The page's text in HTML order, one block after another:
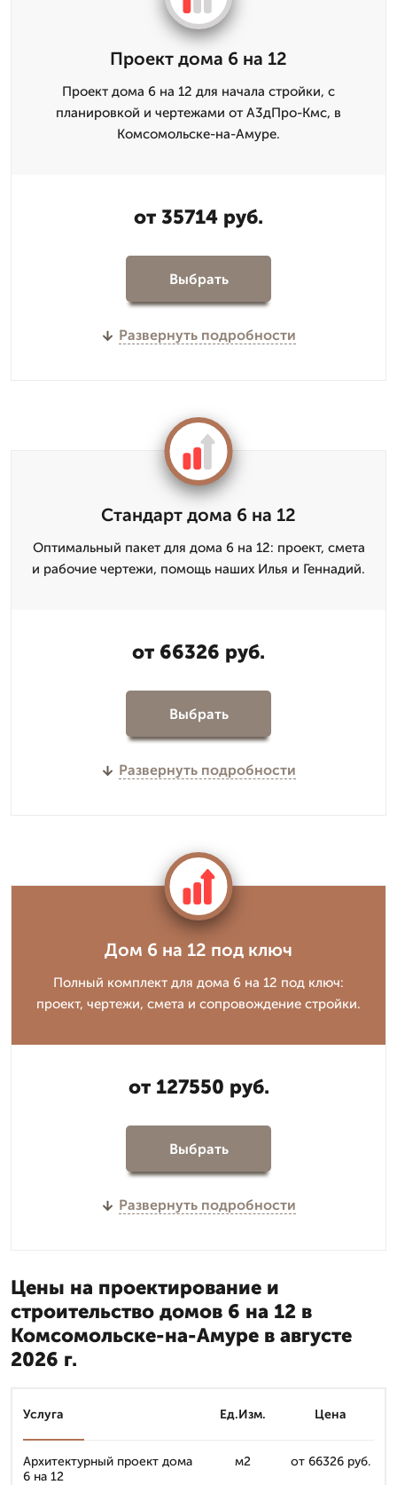
Проект дома 6 на 12
Проект дома 6 на 12 для начала стройки, с
планировкой и чертежами от А3дПро-Кмс, в
Комсомольске-на-Амуре.
от 35714 руб.
Выбрать
Развернуть подробности
Стандарт дома 6 на 12
Оптимальный пакет для дома 6 на 12: проект, смета
и рабочие чертежи, помощь наших Илья и Геннадий.
от 66326 руб.
Выбрать
Развернуть подробности
Дом 6 на 12 под ключ
Полный комплект для дома 6 на 12 под ключ:
проект, чертежи, смета и сопровождение стройки.
от 127550 руб.
Выбрать
Развернуть подробности
Цены на проектирование и
строительство домов 6 на 12 в
Комсомольске-на-Амуре в августе
2026 г.
Услуга Ед.Изм. Цена
Архитектурный проект дома
6 на 12
м2 от 66326 руб.